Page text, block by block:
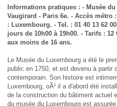
Informations pratiques : - Musée
Vaugirard - Paris 6e. - Accès métro
: Luxembourg. - Tel. : 01 40 13 62
jours de 10h00 à 19h00. - Tarifs :
aux moins de 16 ans.
Le Musée du Luxembourg a été le
public en 1750, et est devenu à partir
contemporain. Son histoire est
Luxembourg, oÃ¹ il a d'abord été
de la construction du bâtiment actuel
du musée du Luxembourg est